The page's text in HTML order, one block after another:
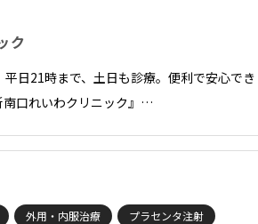
ク
日21時まで、土日も診療。便利で安心でき
口れいわクリニック』…
外用・内服治療
プラセンタ注射